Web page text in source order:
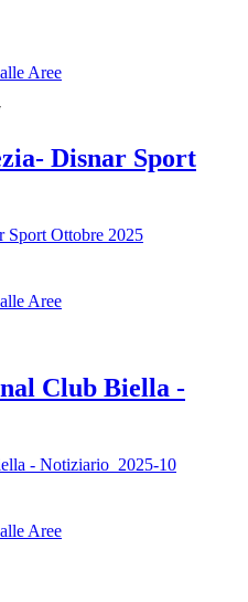
Aree
Disnar Sport
Aree
Club Biella -
Aree